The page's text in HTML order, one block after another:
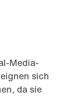
Media-
sich
da sie